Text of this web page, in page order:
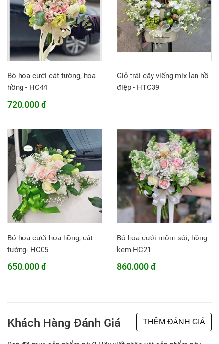
Bó hoa cưới cát tường, hoa
hồng - HC44
720.000 đ
Giỏ trái cây viếng mix lan hồ
điệp - HTC39
Bó hoa cưới hoa hồng, cát
tường- HC05
650.000 đ
Bó hoa cưới mõm sói, hồng
kem-HC21
860.000 đ
Khách Hàng Đánh Giá THÊM ĐÁNH GIÁ